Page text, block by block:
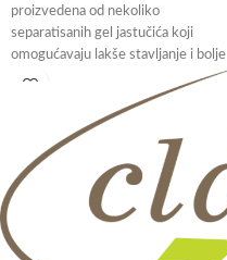
proizvedena od nekoliko
separatisanih gel jastučića koji
omogućavaju lakše stavljanje i bolje
prianjanje na